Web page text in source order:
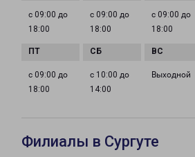
с 09:00 до
18:00
с 09:00 до
18:00
с 09:00 до
18:00
с 09:00 до
18:00
с 10:00 до
14:00
Выходной
Филиалы в Сургуте